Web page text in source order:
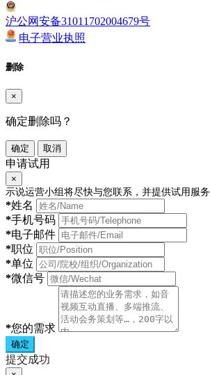
沪公网安备31011702004679号
电子营业执照
删除
×
确定删除吗？
确定 取消
申请试用
×
示说运营小组将尽快与您联系，并提供试用服务
*姓名
*手机号码
*电子邮件
*职位
*单位
*微信号
*您的需求
确定
提交成功